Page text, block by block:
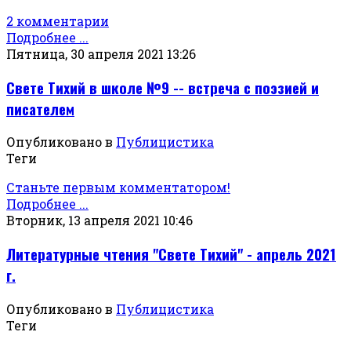
2 комментарии
Подробнее ...
Пятница, 30 апреля 2021 13:26
Свете Тихий в школе №9 -- встреча с поэзией и
писателем
Опубликовано в Публицистика
Теги
Станьте первым комментатором!
Подробнее ...
Вторник, 13 апреля 2021 10:46
Литературные чтения "Свете Тихий" - апрель 2021
г.
Опубликовано в Публицистика
Теги